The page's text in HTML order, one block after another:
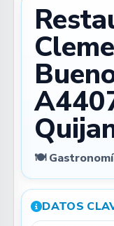
🍽️
DATOS